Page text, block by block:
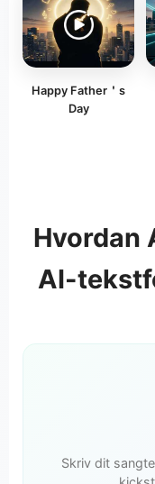
Happy Father＇s
Day
Hvordan
AI-
Skriv dit